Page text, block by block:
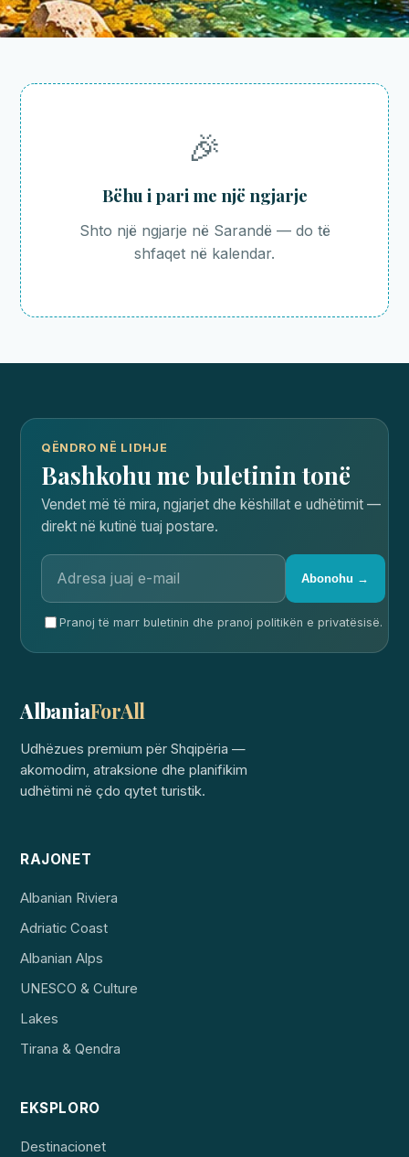
🎉
Bëhu i pari me një ngjarje
Shto një ngjarje në Sarandë — do të
shfaqet në kalendar.
QËNDRO NË LIDHJE
Bashkohu me buletinin tonë
Vendet më të mira, ngjarjet dhe këshillat e udhëtimit —
direkt në kutinë tuaj postare.
Abonohu →
Pranoj të marr buletinin dhe pranoj politikën e privatësisë.
AlbaniaForAll
Udhëzues premium për Shqipëria —
akomodim, atraksione dhe planifikim
udhëtimi në çdo qytet turistik.
RAJONET
Albanian Riviera
Adriatic Coast
Albanian Alps
UNESCO & Culture
Lakes
Tirana & Qendra
EKSPLORO
Destinacionet